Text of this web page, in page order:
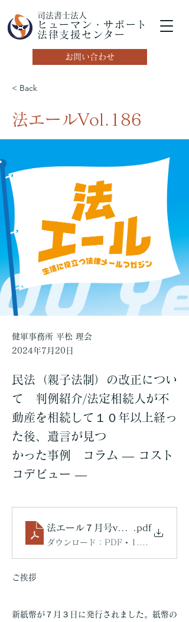
司法書士法人
ヒューマン・サポート
法律支援センター
お問い合わせ
< Back
法エールVol.186
健軍事務所 平松 理会
2024年7月20日
民法（親子法制）の改正につい
て 判例紹介/法定相続人が不
動産を相続して１０年以上経っ
た後、遺言が見つ
かった事例 コラム ― コスト
コデビュー ―
法エール７月号vol186.pdf
ダウンロード：PDF • 1.30MB
ご挨拶
新紙幣が７月３日に発行されました。紙幣の